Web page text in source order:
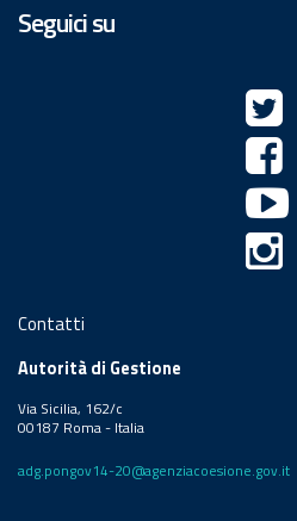
Seguici su
Contatti
Autorità di Gestione
Via Sicilia, 162/c
00187 Roma - Italia
adg.pongov14-20@agenziacoesione.gov.it